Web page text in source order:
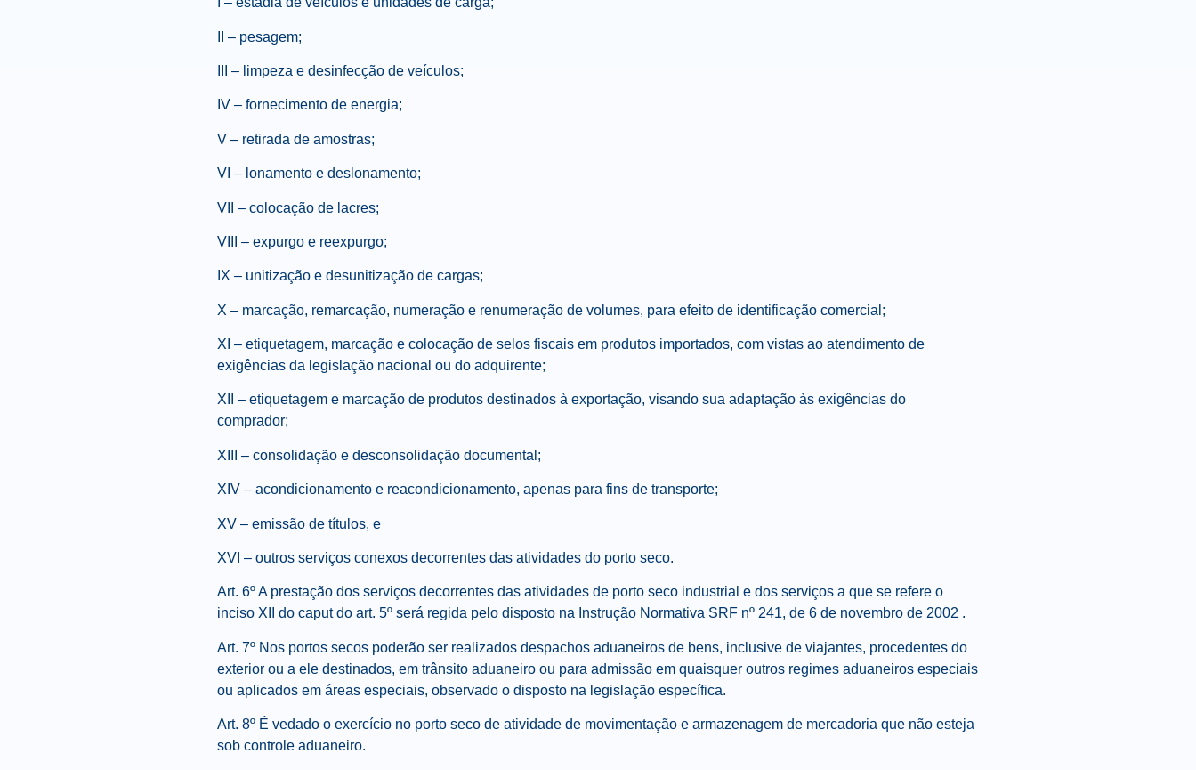
II – pesagem;
III – limpeza e desinfecção de veículos;
IV – fornecimento de energia;
V – retirada de amostras;
VI – lonamento e deslonamento;
VII – colocação de lacres;
VIII – expurgo e reexpurgo;
IX – unitização e desunitização de cargas;
X – marcação, remarcação, numeração e renumeração de volumes, para efeito de identificação comercial;
XI – etiquetagem, marcação e colocação de selos fiscais em produtos importados, com vistas ao atendimento de
exigências da legislação nacional ou do adquirente;
XII – etiquetagem e marcação de produtos destinados à exportação, visando sua adaptação às exigências do
comprador;
XIII – consolidação e desconsolidação documental;
XIV – acondicionamento e reacondicionamento, apenas para fins de transporte;
XV – emissão de títulos, e
XVI – outros serviços conexos decorrentes das atividades do porto seco.
Art. 6º A prestação dos serviços decorrentes das atividades de porto seco industrial e dos serviços a que se refere o
inciso XII do caput do art. 5º será regida pelo disposto na Instrução Normativa SRF nº 241, de 6 de novembro de 2002 .
Art. 7º Nos portos secos poderão ser realizados despachos aduaneiros de bens, inclusive de viajantes, procedentes do
exterior ou a ele destinados, em trânsito aduaneiro ou para admissão em quaisquer outros regimes aduaneiros especiais
ou aplicados em áreas especiais, observado o disposto na legislação específica.
Art. 8º É vedado o exercício no porto seco de atividade de movimentação e armazenagem de mercadoria que não esteja
sob controle aduaneiro.